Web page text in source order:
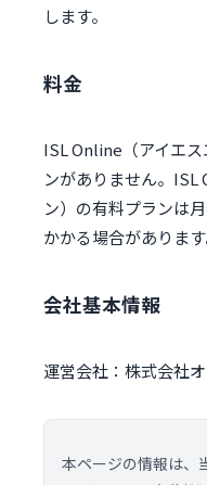
します。
料金
ISL Online（アイエ
ンがありません。ISL
ン）の有料プランは
かかる場合があります
会社基本情報
運営会社：株式会社
本ページの情報は、